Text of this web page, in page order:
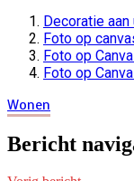
Decoratie
Foto op
Foto op
Foto op
Wonen
Bericht